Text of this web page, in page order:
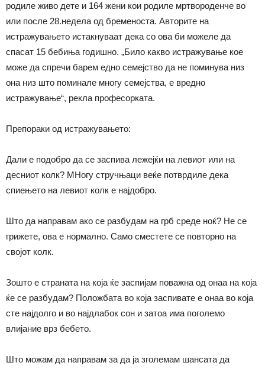
родиле живо дете и 164 жени кои родиле мртвороденче во
или после 28.недела од бременоста. Авторите на
истражувањето истакнуваат дека со ова би можеле да
спасат 15 бебиња годишно. „Било какво истражување кое
може да спречи барем едно семејство да не поминува низ
она низ што поминале многу семејства, е вредно
истражување“, рекла професорката.
Препораки од истражувањето:
Дали е подобро да се заспива лежејќи на левиот или на
десниот колк? МНогу стручњаци веќе потврдиле дека
спиењето на левиот колк е најдобро.
Што да направам ако се разбудам на грб среде ноќ? Не се
грижете, ова е нормално. Само сместете се повторно на
својот колк.
Зошто е страната на која ќе заспијам поважна од онаа на која
ќе се разбудам? Положбата во која заспивате е онаа во која
сте најдолго и во најдлабок сон и затоа има поголемо
влијание врз бебето.
Што можам да направам за да ја зголемам шансата да